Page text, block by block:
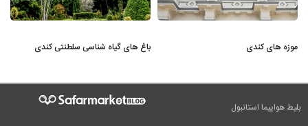
موزه های کندی باغ های گیاه شناسی سلطنتی کندی
بلیط هواپیما استانبول